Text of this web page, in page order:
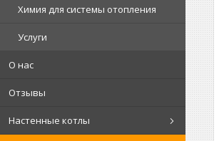
Химия для системы отопления
Услуги
О нас
Отзывы
Настенные котлы